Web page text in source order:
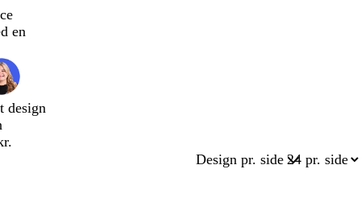
en
design
Design pr. side